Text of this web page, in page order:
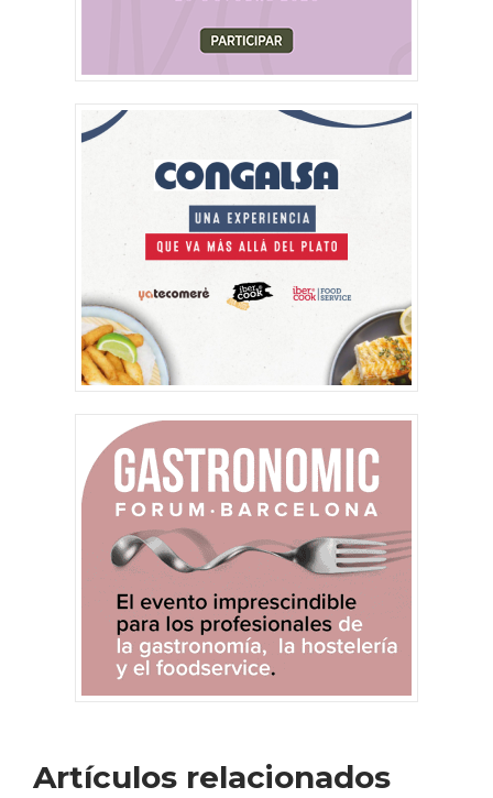
Artículos relacionados